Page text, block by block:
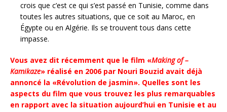
crois que c’est ce qui s’est passé en Tunisie, comme dans
toutes les autres situations, que ce soit au Maroc, en
Égypte ou en Algérie. Ils se trouvent tous dans cette
impasse.
Vous avez dit récemment que le film «Making of –
Kamikaze» réalisé en 2006 par Nouri Bouzid avait déjà
annoncé la «Révolution de jasmin». Quelles sont les
aspects du film que vous trouvez les plus remarquables
en rapport avec la situation aujourd’hui en Tunisie et au